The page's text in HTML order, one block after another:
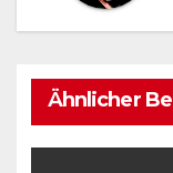
Ähnlicher